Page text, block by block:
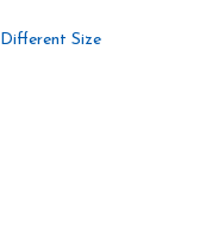
Size